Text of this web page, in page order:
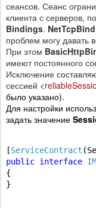
сеансов. Сеанс
клиента с серверов,
Bindings.
проблем могу давать
При этом
имеют постоянного
Исключение
сессией <
было указано).
Для настройки
задать значение
[ServiceContract
public interface
{
}